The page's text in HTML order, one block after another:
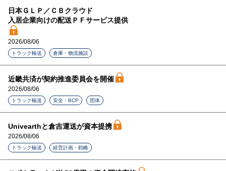
日本ＧＬＰ／ＣＢクラウド
入居企業向けの配送ＰＦサービス提供
2026/08/06
トラック輸送 倉庫・物流施設
近畿共済が契約推進委員会を開催
2026/08/06
トラック輸送 安全・BCP 団体
Univearthと倉吉運送が資本提携
2026/08/06
トラック輸送 経営計画・戦略